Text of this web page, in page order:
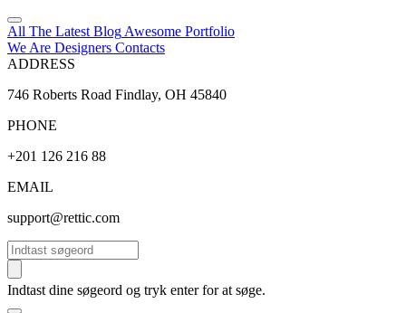
All The Latest Blog Awesome Portfolio
We Are Designers Contacts
ADDRESS
746 Roberts Road Findlay, OH 45840
PHONE
+201 126 216 88
EMAIL
support@rettic.com
Søg
Indtast dine søgeord og tryk enter for at søge.